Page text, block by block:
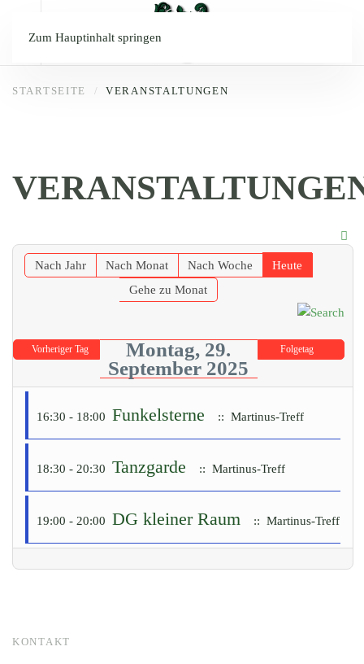
Zum Hauptinhalt springen
STARTSEITE VERANSTALTUNGEN
Nach Jahr Nach Monat Nach Woche
Heute
Gehe zu Monat
Vorheriger Tag
Montag, 29.
September 2025
Folgetag
16:30 - 18:00 Funkelsterne :: Martinus-Treff
18:30 - 20:30 Tanzgarde :: Martinus-Treff
19:00 - 20:00 DG kleiner Raum :: Martinus-Treff
KONTAKT